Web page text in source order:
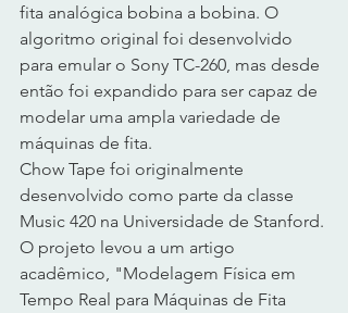
fita analógica bobina a bobina. O
algoritmo original foi desenvolvido
para emular o Sony TC-260, mas desde
então foi expandido para ser capaz de
modelar uma ampla variedade de
máquinas de fita.
Chow Tape foi originalmente
desenvolvido como parte da classe
Music 420 na Universidade de Stanford.
O projeto levou a um artigo
acadêmico, "Modelagem Física em
Tempo Real para Máquinas de Fita